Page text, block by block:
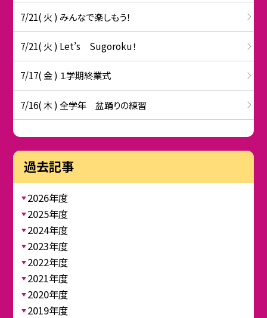
7/21( 火 ) みんなで楽しもう！
7/21( 火 ) Let’s Sugoroku！
7/17( 金 ) １学期終業式
7/16( 木 ) 全学年 盆踊りの練習
過去記事
2026年度
2025年度
2024年度
2023年度
2022年度
2021年度
2020年度
2019年度